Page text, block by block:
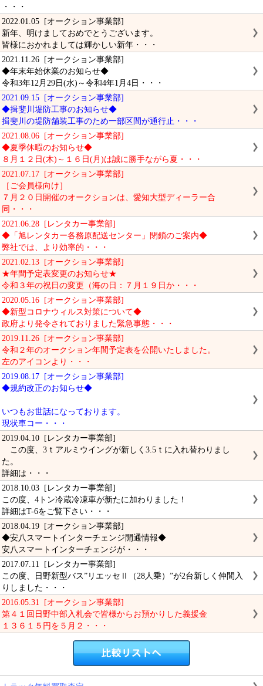
・・・
2022.01.05 [オークション事業部]
新年、明けましておめでとうございます。
皆様におかれましては輝かしい新年・・・
2021.11.26 [オークション事業部]
◆年末年始休業のお知らせ◆
令和3年12月29日(水)～令和4年1月4日・・・
2021.09.15 [オークション事業部]
◆揖斐川堤防工事のお知らせ◆
揖斐川の堤防舗装工事のため一部区間が通行止・・・
2021.08.06 [オークション事業部]
◆夏季休暇のお知らせ◆
８月１２日(木)～１６日(月)は誠に勝手ながら夏・・・
2021.07.17 [オークション事業部]
［ご会員様向け］
７月２０日開催のオークションは、愛知大型ディーラー合
同・・・
2021.06.28 [レンタカー事業部]
◆「旭レンタカー各務原配送センター」閉鎖のご案内◆
弊社では、より効率的・・・
2021.02.13 [オークション事業部]
★年間予定表変更のお知らせ★
令和３年の祝日の変更（海の日：７月１９日か・・・
2020.05.16 [オークション事業部]
◆新型コロナウィルス対策について◆
政府より発令されておりました緊急事態・・・
2019.11.26 [オークション事業部]
令和２年のオークション年間予定表を公開いたしました。
左のアイコンより・・・
2019.08.17 [オークション事業部]
◆規約改正のお知らせ◆
いつもお世話になっております。
現状車コー・・・
2019.04.10 [レンタカー事業部]
この度、3ｔアルミウイングが新しく3.5ｔに入れ替わりまし
た。
詳細は・・・
2018.10.03 [レンタカー事業部]
この度、4トン冷蔵冷凍車が新たに加わりました！
詳細はT-6をご覧下さい・・・
2018.04.19 [オークション事業部]
◆安八スマートインターチェンジ開通情報◆
安八スマートインターチェンジが・・・
2017.07.11 [レンタカー事業部]
この度、日野新型バス”リエッセⅡ（28人乗）”が2台新しく仲間入
りしました・・・
2016.05.31 [オークション事業部]
第４１回日野中部入札会で皆様からお預かりした義援金
１３６１５円を５月２・・・